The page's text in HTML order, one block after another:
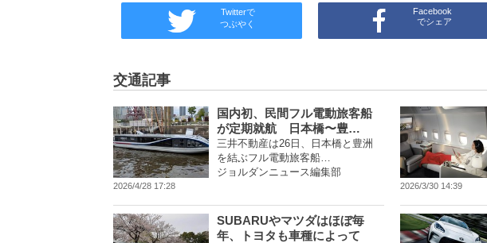
Twitterで
つぶやく
Facebook
でシェア
交通記事
2026/4/28 17:28
国内初、民間フル電動旅客船
が定期就航 日本橋〜豊…
三井不動産は26日、日本橋と豊洲
を結ぶフル電動旅客船…
ジョルダンニュース編集部
2026/3/30 14:39
SUBARUやマツダはほぼ毎
年、トヨタも車種によって